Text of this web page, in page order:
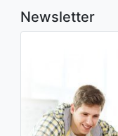
Newsletter